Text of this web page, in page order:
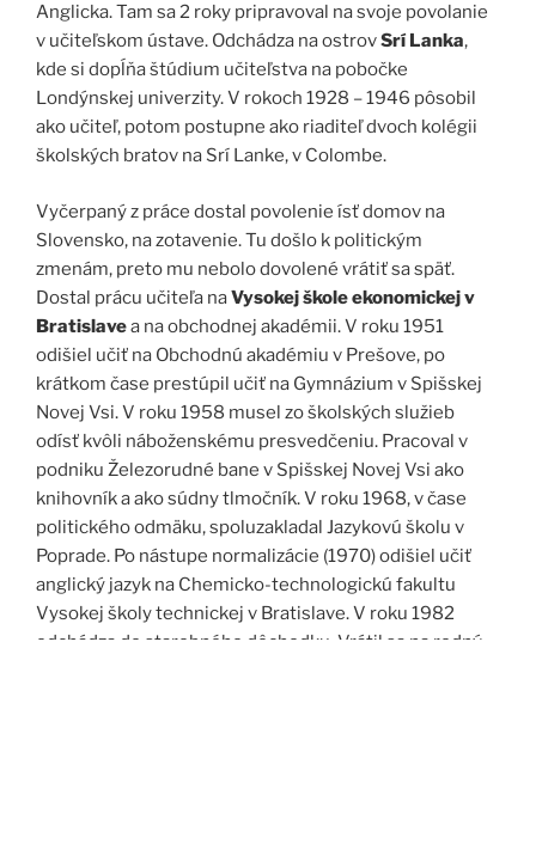
Anglicka. Tam sa 2 roky pripravoval na svoje povolanie
v učiteľskom ústave. Odchádza na ostrovSrí Lanka,
kde si dopĺňa štúdium učiteľstva na pobočke
Londýnskej univerzity. V rokoch 1928 – 1946 pôsobil
ako učiteľ, potom postupne ako riaditeľ dvoch kolégii
školských bratov na Srí Lanke, v Colombe.
Vyčerpaný z práce dostal povolenie ísť domov na
Slovensko, na zotavenie. Tu došlo k politickým
zmenám, preto mu nebolo dovolené vrátiť sa späť.
Dostal prácu učiteľa naVysokej škole ekonomickej v
Bratislavea na obchodnej akadémii. V roku 1951
odišiel učiť na Obchodnú akadémiu v Prešove, po
krátkom čase prestúpil učiť na Gymnázium v Spišskej
Novej Vsi. V roku 1958 musel zo školských služieb
odísť kvôli náboženskému presvedčeniu. Pracoval v
podniku Železorudné bane v Spišskej Novej Vsi ako
knihovník a ako súdny tlmočník. V roku 1968, v čase
politického odmäku, spoluzakladal Jazykovú školu v
Poprade. Po nástupe normalizácie (1970) odišiel učiť
anglický jazyk na Chemicko-technologickú fakultu
Vysokej školy technickej v Bratislave. V roku 1982
odchádza do starobného dôchodku. Vrátil sa na rodný